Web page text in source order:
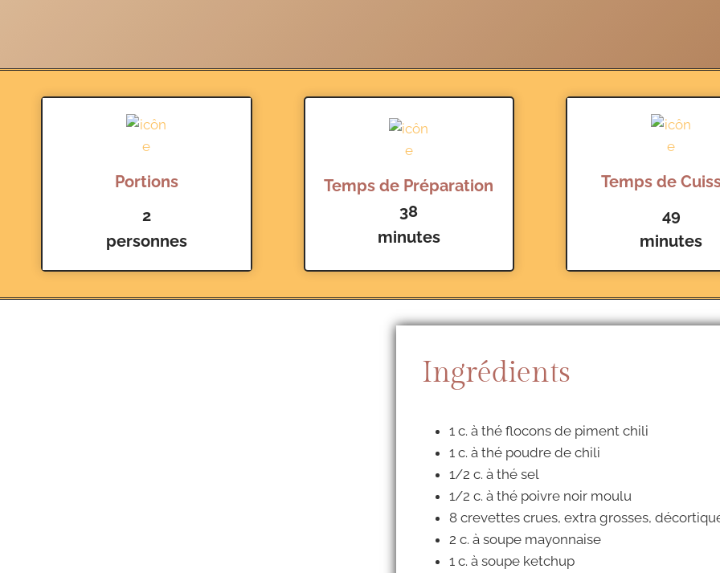
Portions
2
personnes
Temps de Préparation
38
minutes
Temps de
49
minutes
Ingrédients
1 c. à thé flocons de piment chili
1 c. à thé poudre de chili
1/2 c. à thé sel
1/2 c. à thé poivre noir moulu
8 crevettes crues, extra grosses,
2 c. à soupe mayonnaise
1 c. à soupe ketchup